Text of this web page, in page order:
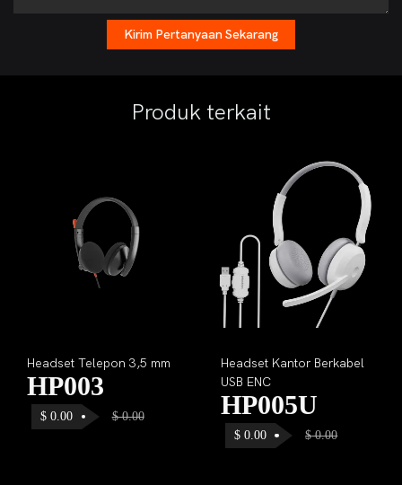
Kirim Pertanyaan Sekarang
Produk terkait
Headset Telepon 3,5 mm
HP003
$ 0.00 $0.00
Headset Kantor Berkabel
USB ENC
HP005U
$0.00 $0.00